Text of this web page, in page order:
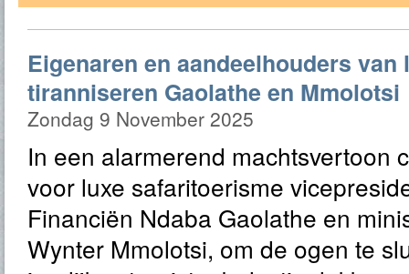
Eigenaren en aandeelhouders
tiranniseren Gaolathe en Mmolotsi
Zondag 9 November 2025
In een alarmerend machtsvertoon
voor luxe safaritoerisme
Financiën Ndaba Gaolathe en
Wynter Mmolotsi, om de ogen te